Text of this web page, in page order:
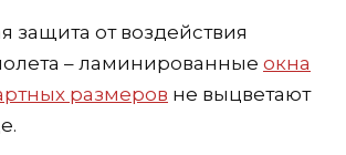
защита от воздействия
– ламинированные окна
размеров не выцветают